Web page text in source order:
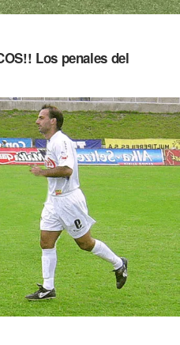
Los penales del